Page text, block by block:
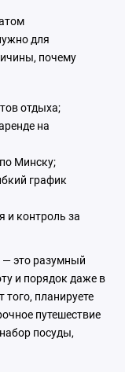
для
почему
отдыха;
на
Минску;
график
и контроль за
— это разумный
и порядок даже в
планируете
путешествие
посуды,